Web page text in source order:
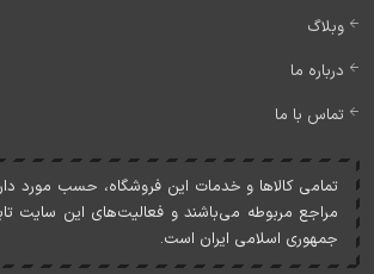
وبلاگ
درباره ما
تماس با ما
تمامی کالاها و خدمات اين فروشگاه، حسب مورد
مراجع مربوطه می‌باشند و فعاليت‌های اين سايت
جمهوری اسلامی ايران است.